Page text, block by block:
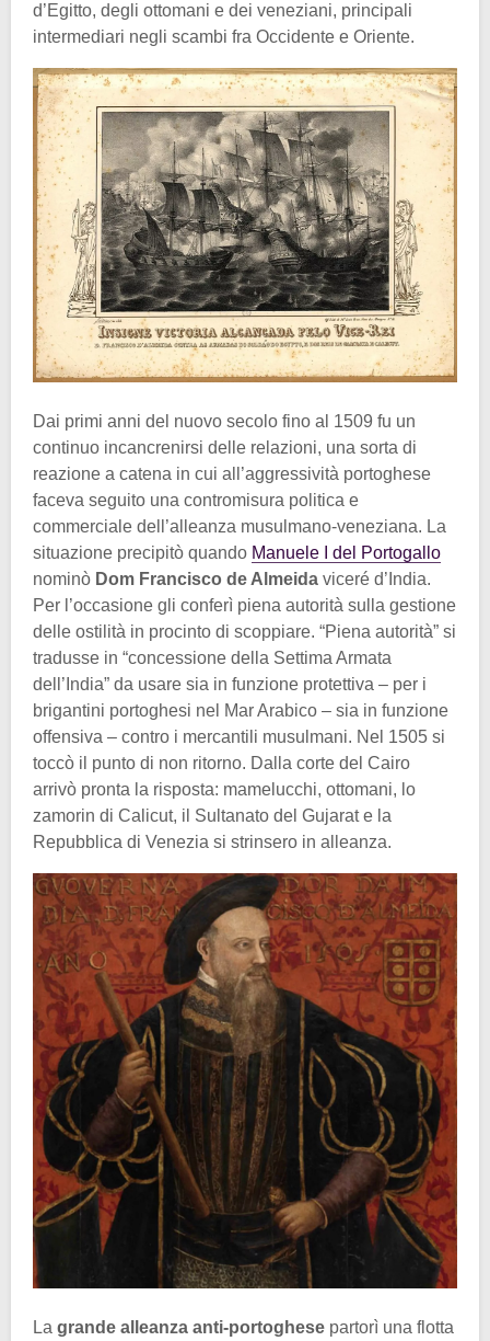
d’Egitto, degli ottomani e dei veneziani, principali
intermediari negli scambi fra Occidente e Oriente.
Dai primi anni del nuovo secolo fino al 1509 fu un
continuo incancrenirsi delle relazioni, una sorta di
reazione a catena in cui all’aggressività portoghese
faceva seguito una contromisura politica e
commerciale dell’alleanza musulmano-veneziana. La
situazione precipitò quando Manuele I del Portogallo
nominò Dom Francisco de Almeida viceré d’India.
Per l’occasione gli conferì piena autorità sulla gestione
delle ostilità in procinto di scoppiare. “Piena autorità” si
tradusse in “concessione della Settima Armata
dell’India” da usare sia in funzione protettiva – per i
brigantini portoghesi nel Mar Arabico – sia in funzione
offensiva – contro i mercantili musulmani. Nel 1505 si
toccò il punto di non ritorno. Dalla corte del Cairo
arrivò pronta la risposta: mamelucchi, ottomani, lo
zamorin di Calicut, il Sultanato del Gujarat e la
Repubblica di Venezia si strinsero in alleanza.
La grande alleanza anti-portoghese partorì una flotta